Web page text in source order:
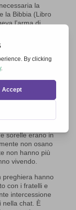
la
la Bibbia (Libro
l’arma di
risvegliato il
alla realtà di
Essi erano
entrambi
Essi ben
proprio
ciò alcuni fra
sorelle erano in
non osano
non hanno più
vivendo.
preghiera hanno
con i fratelli e
intercessione
nella chat. È